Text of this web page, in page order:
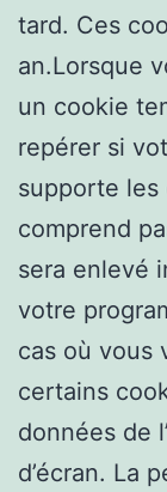
tard. Ces
an.Lorsque
un cookie
repérer si
supporte
comprend
sera enlevé
votre
cas où vous
certains
données de
d’écran. La